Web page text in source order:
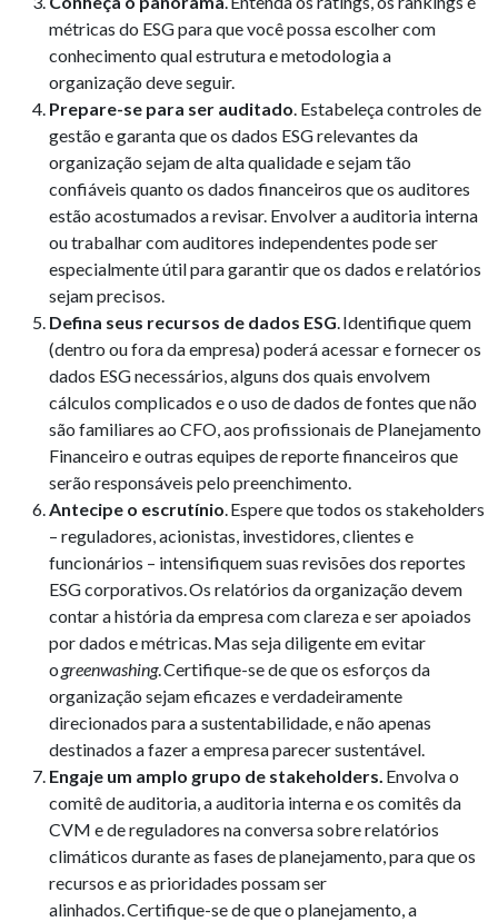
métricas do ESG para que você possa escolher com
conhecimento qual estrutura e metodologia a
organização deve seguir.
Prepare-se para ser auditado. Estabeleça controles de
gestão e garanta que os dados ESG relevantes da
organização sejam de alta qualidade e sejam tão
confiáveis ​​quanto os dados financeiros que os auditores
estão acostumados a revisar. Envolver a auditoria interna
ou trabalhar com auditores independentes pode ser
especialmente útil para garantir que os dados e relatórios
sejam precisos.
Defina seus recursos de dados ESG. Identifique quem
(dentro ou fora da empresa) poderá acessar e fornecer os
dados ESG necessários, alguns dos quais envolvem
cálculos complicados e o uso de dados de fontes que não
são familiares ao CFO, aos profissionais de Planejamento
Financeiro e outras equipes de reporte financeiros que
serão responsáveis pelo preenchimento.
Antecipe o escrutínio. Espere que todos os stakeholders
– reguladores, acionistas, investidores, clientes e
funcionários – intensifiquem suas revisões dos reportes
ESG corporativos. Os relatórios da organização devem
contar a história da empresa com clareza e ser apoiados
por dados e métricas. Mas seja diligente em evitar
ogreenwashing. Certifique-se de que os esforços da
organização sejam eficazes e verdadeiramente
direcionados para a sustentabilidade, e não apenas
destinados a fazer a empresa parecer sustentável.
Engaje um amplo grupo de stakeholders. Envolva o
comitê de auditoria, a auditoria interna e os comitês da
CVM e de reguladores na conversa sobre relatórios
climáticos durante as fases de planejamento, para que os
recursos e as prioridades possam ser
alinhados. Certifique-se de que o planejamento, a